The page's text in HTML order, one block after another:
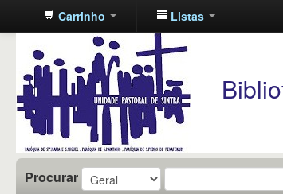
Unidade
Pastoral
de
Sintra
Carrinho Listas
Procurar